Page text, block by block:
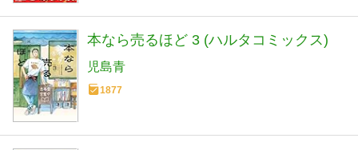
本なら売るほど 3 (ハルタコミックス)
児島青
1877